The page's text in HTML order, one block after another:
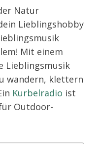
Natur
Lieblingshobby
Mit einem
Lieblingsmusik
wandern, klettern
Kurbelradio ist
Outdoor-